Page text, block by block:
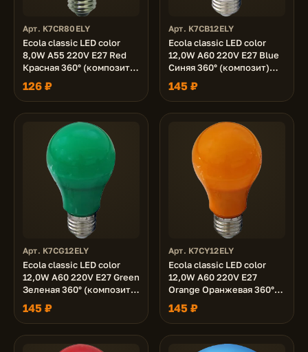
Арт. K7CR80ELY
Ecola classic LED color
8,0W A55 220V E27 Red
Красная 360° (композит)
108x55
126 ₽
Арт. K7CB12ELY
Ecola classic LED color
12,0W A60 220V E27 Blue
Синяя 360° (композит)
110x60
145 ₽
Арт. K7CG12ELY
Ecola classic LED color
12,0W A60 220V E27 Green
Зеленая 360° (композит)
110x60
145 ₽
Арт. K7CY12ELY
Ecola classic LED color
12,0W A60 220V E27
Orange Оранжевая 360°
(композит) 110x60
145 ₽